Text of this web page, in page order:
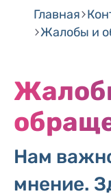
Главная
Жалобы и
Нам
мнение.